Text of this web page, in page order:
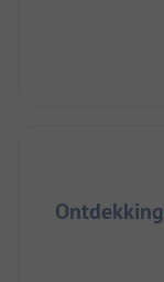
Ontdekking